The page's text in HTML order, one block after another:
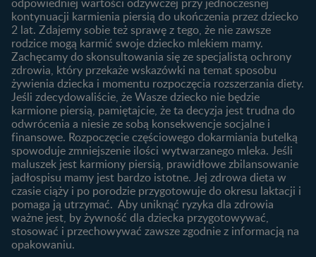
Rozwój dziecka
Kalendarz rozwoju dziecka
Skoki rozwojowe
Ząbkowanie u niemowląt
Żywienie dziecka
10 sposobów jak poprawić
laktację
Jakie mleko następne
wybrać dla dziecka?
Jak rozszerzać dietę
niemowlaka?
Przydatne materiały dla
rodziców
Poradniki dla rodziców
Karty do zdjęć dla
Maluszka
Materiały do pobrania
Narzędzia dla rodziców
kontynuacji karmienia piersią do ukończenia przez dziecko
2 lat. Zdajemy sobie też sprawę z tego, że nie zawsze
rodzice mogą karmić swoje dziecko mlekiem mamy.
Zachęcamy do skonsultowania się ze specjalistą ochrony
zdrowia, który przekaże wskazówki na temat sposobu
żywienia dziecka i momentu rozpoczęcia rozszerzania diety.
Jeśli zdecydowaliście, że Wasze dziecko nie będzie
karmione piersią, pamiętajcie, że ta decyzja jest trudna do
odwrócenia a niesie ze sobą konsekwencje socjalne i
finansowe. Rozpoczęcie częściowego dokarmiania butelką
spowoduje zmniejszenie ilości wytwarzanego mleka. Jeśli
maluszek jest karmiony piersią, prawidłowe zbilansowanie
jadłospisu mamy jest bardzo istotne. Jej zdrowa dieta w
czasie ciąży i po porodzie przygotowuje do okresu laktacji i
pomaga ją utrzymać. Aby uniknąć ryzyka dla zdrowia
ważne jest, by żywność dla dziecka przygotowywać,
stosować i przechowywać zawsze zgodnie z informacją na
opakowaniu.